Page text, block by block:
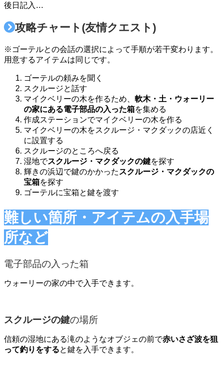
後日記入…
攻略チャート(友情クエスト)
※ゴーテルとの会話の選択によって手順が若干変わります。
用意するアイテムは同じです。
ゴーテルの頼みを聞く
スクルージと話す
マイクベリーの木を作るため、 軟木・土・ウォーリー
の家にある電子部品の入った箱を集める
作成ステーションでマイクベリーの木を作る
マイクベリーの木をスクルージ・マクダックの店近く
に設置する
スクルージのところへ戻る
湿地でスクルージ・マクダックの鍵を探す
輝きの浜辺で鍵のかかった スクルージ・マクダックの
宝箱を探す
ゴーテルに宝箱と鍵を渡す
難しい箇所・アイテムの入手場
所など
電子部品の入った箱
ウォーリーの家の中で入手できます。
スクルージの鍵の場所
信頼の湿地にある滝のようなオブジェの前で赤いさざ波を狙
って釣りをすると鍵を入手できます。